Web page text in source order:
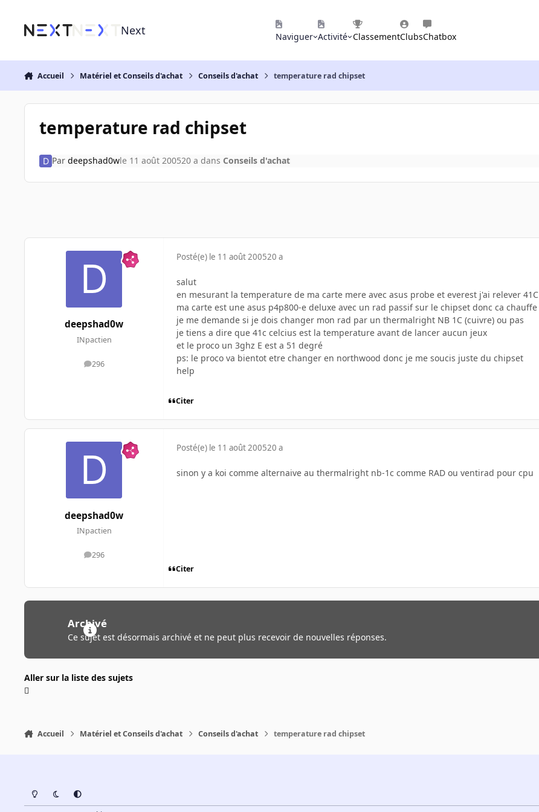
Next Naviguer Activité ClassementClubsChatbox
Accueil Matériel et Conseils d'achat Conseils d'achat temperature rad chipset
temperature rad chipset
Par deepshad0wle 11 août 200520 a dans Conseils d'achat
deepshad0w
INpactien
296
messages
Posté(e) le 11 août 200520 a
salut
en mesurant la temperature de ma carte mere avec asus probe et everest j'ai relever 41C
ma carte est une asus p4p800-e deluxe avec un rad passif sur le chipset donc ca chauffe
je me demande si je dois changer mon rad par un thermalright NB 1C (cuivre) ou pas
je tiens a dire que 41c celcius est la temperature avant de lancer aucun jeux
et le proco un 3ghz E est a 51 degré
ps: le proco va bientot etre changer en northwood donc je me soucis juste du chipset
help
Citer
deepshad0w
INpactien
296
messages
Posté(e) le 11 août 200520 a
sinon y a koi comme alternaive au thermalright nb-1c comme RAD ou ventirad pour cpu
Citer
Archivé
Ce sujet est désormais archivé et ne peut plus recevoir de nouvelles réponses.
Aller sur la liste des sujets
Accueil Matériel et Conseils d'achat Conseils d'achat temperature rad chipset
Light ModeDark ModeSystem Preference